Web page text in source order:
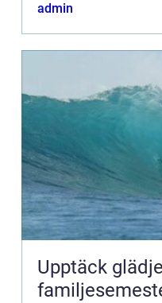
admin
Upptäck